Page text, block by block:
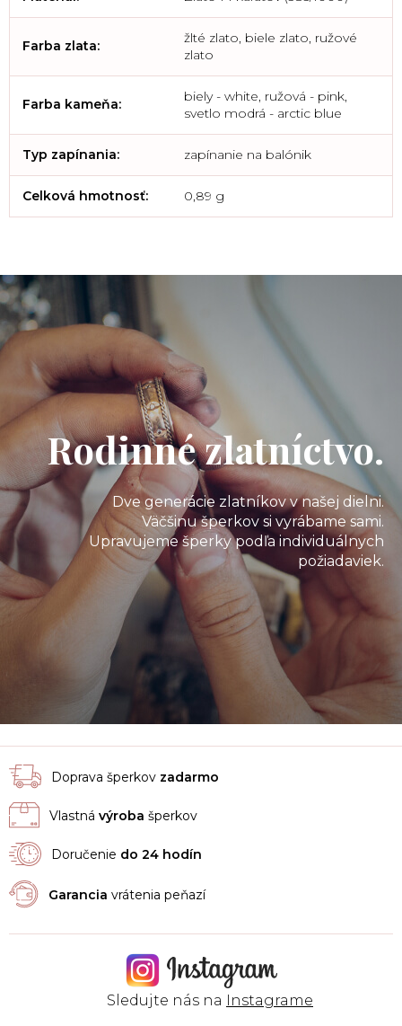
Farba zlata:
žlté zlato, biele zlato, ružové
zlato
Farba kameňa:
biely - white, ružová - pink,
svetlo modrá - arctic blue
Typ zapínania: zapínanie na balónik
Celková hmotnosť: 0,89 g
Rodinné zlatníctvo.
Dve generácie zlatníkov v našej dielni.
Väčšinu šperkov si vyrábame sami.
Upravujeme šperky podľa individuálnych
požiadaviek.
Doprava šperkov zadarmo
Vlastná výroba šperkov
Doručenie do 24 hodín
Garancia vrátenia peňazí
Sledujte nás na Instagrame